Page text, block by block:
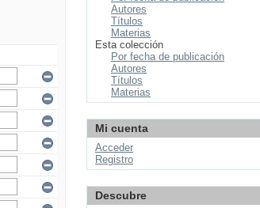
Autores
Títulos
Materias
Esta colección
Por fecha de publicación
Autores
Títulos
Materias
Mi cuenta
Acceder
Registro
Descubre